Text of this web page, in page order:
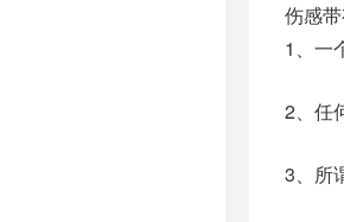
伤感
1、一
2、任
3、所